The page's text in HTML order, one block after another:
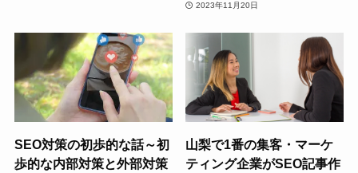
2023年11月20日
SEO対策の初歩的な話～初
歩的な内部対策と外部対策
山梨で1番の集客・マーケ
ティング企業がSEO記事作